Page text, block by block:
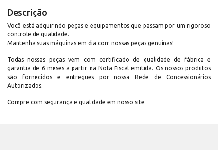
Descrição
Você está adquirindo peças e equipamentos que passam por um rigoroso
controle de qualidade.
Mantenha suas máquinas em dia com nossas peças genuínas!
Todas nossas peças vem com certificado de qualidade de fábrica e
garantia de 6 meses a partir na Nota Fiscal emitida. Os nossos produtos
são fornecidos e entregues por nossa Rede de Concessionários
Autorizados.
Compre com segurança e qualidade em nosso site!